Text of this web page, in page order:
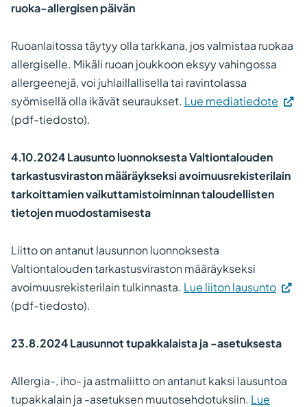
ruoka-allergisen päivän
Ruoanlaitossa täytyy olla tarkkana, jos valmistaa ruokaa
allergiselle. Mikäli ruoan joukkoon eksyy vahingossa
allergeenejä, voi juhlaillallisella tai ravintolassa
syömisellä olla ikävät seuraukset. Lue mediatiedote
(pdf-tiedosto).
4.10.2024 Lausunto luonnoksesta Valtiontalouden
tarkastusviraston määräykseksi avoimuusrekisterilain
tarkoittamien vaikuttamistoiminnan taloudellisten
tietojen muodostamisesta
Liitto on antanut lausunnon luonnoksesta
Valtiontalouden tarkastusviraston määräykseksi
avoimuusrekisterilain tulkinnasta. Lue liiton lausunto
(pdf-tiedosto).
23.8.2024 Lausunnot tupakkalaista ja -asetuksesta
Allergia-, iho- ja astmaliitto on antanut kaksi lausuntoa
tupakkalain ja -asetuksen muutosehdotuksiin. Lue